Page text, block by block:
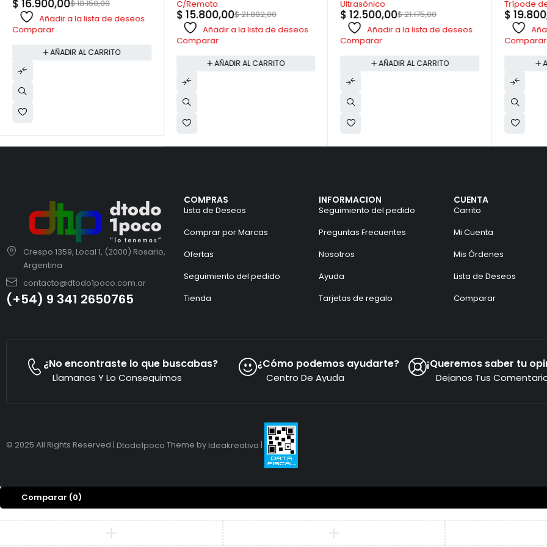
$18.150,00
$ 16.900,00
Añadir a la lista de deseos
Comparar
AÑADIR AL CARRITO
C/Remoto
$21.802,00
$ 15.800,00
Añadir a la lista de deseos
Comparar
AÑADIR AL CARRITO
Ultrasónico
$21.175,00
$ 12.500,00
Añadir a la lista de deseos
Comparar
AÑADIR AL CARRITO
Trípode
$
Comparar
Crespo 1359, Local 1, (2000) Rosario,
Argentina
contacto@dtodo1poco.com.ar
(+54) 9 341 2650765
COMPRAS
Lista de Deseos
Comprar por Marcas
Ofertas
Seguimiento del pedido
Tienda
INFORMACION
Seguimiento del pedido
Preguntas Frecuentes
Nosotros
Ayuda
Tarjetas de regalo
CUENTA
Carrito
Mi Cuenta
Mis Órdenes
Lista de Deseos
Comparar
¿No encontraste lo que buscabas?
Llamanos Y Lo Conseguimos
¿Cómo podemos ayudarte?
Centro De Ayuda
¡Queremos saber tu
Dejanos Tus
© 2025 All Rights Reserved | Dtodo1poco Theme by Ideakreativa |
Comparar (0)